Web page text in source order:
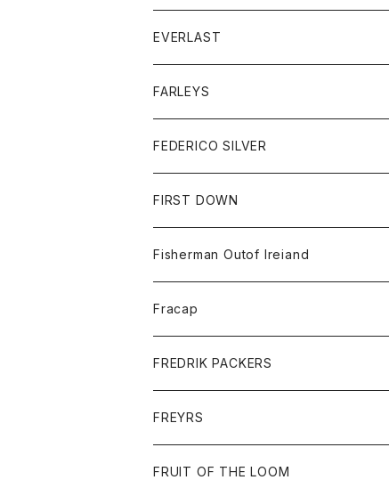
Tシャツ
帽子
トップス
シャツ
セーター
ボトム
ショートパンツ
パンツ
レディース
コート
ジャケット
ニット
EVERLAST
トップス
ジャケット
スエットシャツ
ボトム
スエットパンツ
グッズ
帽子
FARLEYS
FEDERICO SILVER
アクセサリー
FIRST DOWN
Fisherman Outof Ireiand
ニット
Fracap
グッズ
靴
FREDRIK PACKERS
アクセサリー
バッグ
FREYRS
サングラス
FRUIT OF THE LOOM